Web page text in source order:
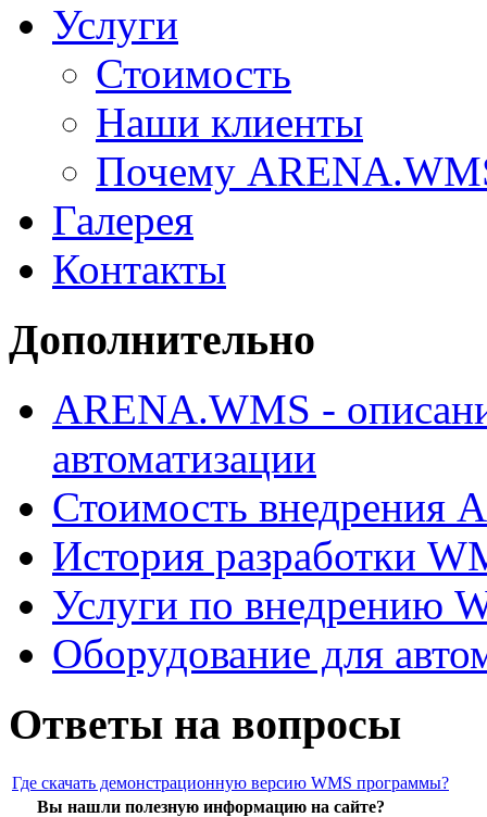
Услуги
Стоимость
Наши клиенты
Почему
Галерея
Контакты
Дополнительно
ARENA.WMS -
автоматизации
Стоимость внедрения
История разработки
Услуги по внедрению
Оборудование для
Ответы на вопросы
Где скачать демонстрационную версию WMS программы?
Вы нашли полезную информацию на сайте?